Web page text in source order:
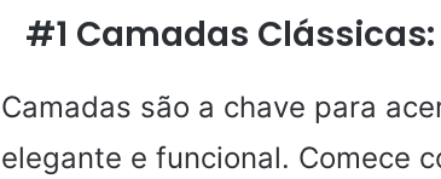
#1 Camadas
Camadas são a chave para
elegante e funcional. Comece